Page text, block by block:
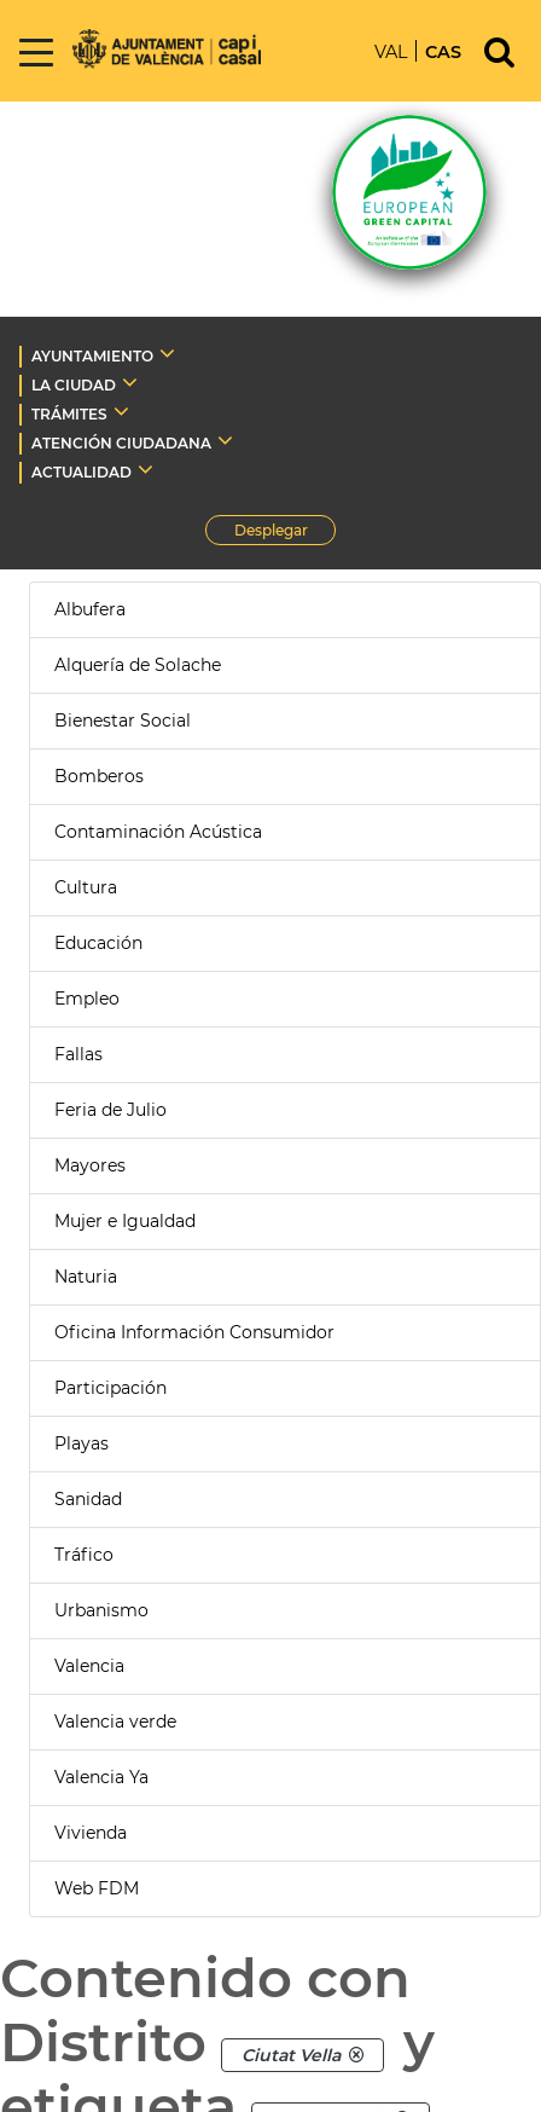
VAL CAS
AYUNTAMIENTO
LA CIUDAD
TRÁMITES
ATENCIÓN CIUDADANA
ACTUALIDAD
Desplegar
Albufera
Alquería de Solache
Bienestar Social
Bomberos
Contaminación Acústica
Cultura
Educación
Empleo
Fallas
Feria de Julio
Mayores
Mujer e Igualdad
Naturia
Oficina Información Consumidor
Participación
Playas
Sanidad
Tráfico
Urbanismo
Valencia
Valencia verde
Valencia Ya
Vivienda
Web FDM
Contenido con
Distrito
Ciutat Vella
y